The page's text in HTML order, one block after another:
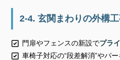
2-4. 玄関まわりの外構
門扉やフェンスの新設でプラ
車椅子対応の“段差解消”やパー